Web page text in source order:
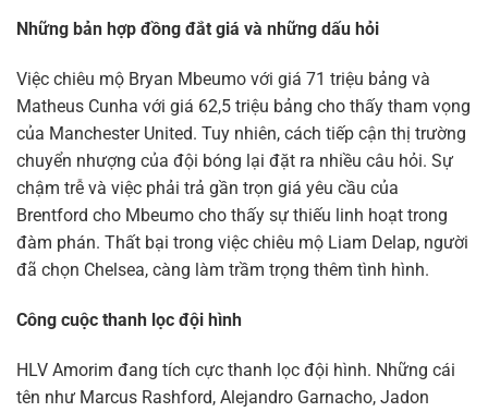
Những bản hợp đồng đắt giá và những dấu hỏi
Việc chiêu mộ Bryan Mbeumo với giá 71 triệu bảng và
Matheus Cunha với giá 62,5 triệu bảng cho thấy tham vọng
của Manchester United. Tuy nhiên, cách tiếp cận thị trường
chuyển nhượng của đội bóng lại đặt ra nhiều câu hỏi. Sự
chậm trễ và việc phải trả gần trọn giá yêu cầu của
Brentford cho Mbeumo cho thấy sự thiếu linh hoạt trong
đàm phán. Thất bại trong việc chiêu mộ Liam Delap, người
đã chọn Chelsea, càng làm trầm trọng thêm tình hình.
Công cuộc thanh lọc đội hình
HLV Amorim đang tích cực thanh lọc đội hình. Những cái
tên như Marcus Rashford, Alejandro Garnacho, Jadon